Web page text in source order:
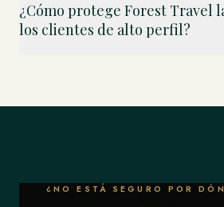
¿Cómo protege Forest Travel
los clientes de alto perfil?
¿NO ESTÁ SEGURO POR